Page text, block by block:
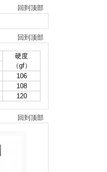
回到顶部
回到顶部
硬度
（gf）
106
108
120
回到顶部